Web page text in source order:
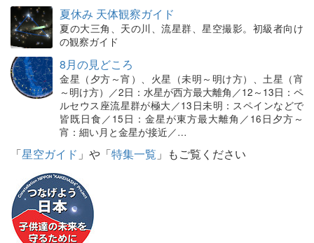
夏休み 天体観察ガイド
夏の大三角、天の川、流星群、星空撮影。初級者向け
の観察ガイド
8月の見どころ
金星（夕方～宵）、火星（未明～明け方）、土星（宵
～明け方）／2日：水星が西方最大離角／12～13日：ペ
ルセウス座流星群が極大／13日未明：スペインなどで
皆既日食／15日：金星が東方最大離角／16日夕方～
宵：細い月と金星が接近／…
「星空ガイド 」や「特集一覧 」もご覧ください